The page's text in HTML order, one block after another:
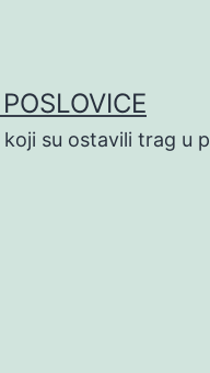
su ostavili trag u